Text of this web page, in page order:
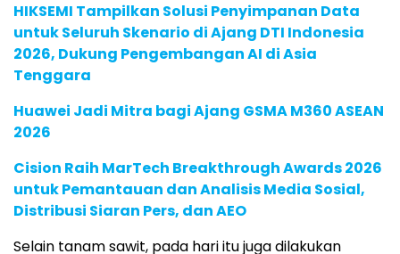
HIKSEMI Tampilkan Solusi Penyimpanan Data
untuk Seluruh Skenario di Ajang DTI Indonesia
2026, Dukung Pengembangan AI di Asia
Tenggara
Huawei Jadi Mitra bagi Ajang GSMA M360 ASEAN
2026
Cision Raih MarTech Breakthrough Awards 2026
untuk Pemantauan dan Analisis Media Sosial,
Distribusi Siaran Pers, dan AEO
Selain tanam sawit, pada hari itu juga dilakukan